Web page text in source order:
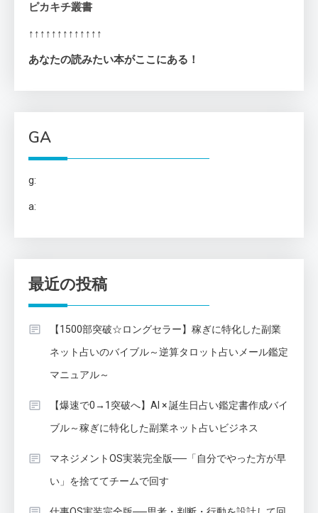
ピカキチ叢書
↑↑↑↑↑↑↑↑↑↑↑↑↑
あなたの読みたい本がここにある！
GA
g:
a:
最近の投稿
【1500部突破☆ロングセラー】稼ぎに特化した副業
ネット占いのバイブル～逆算タロット占いメール鑑定
マニュアル～
【爆速で0→1突破へ】AI × 誕生日占い鑑定書作成バイ
ブル～稼ぎに特化した副業ネット占いビジネス
マネジメントOS実装完全版──「自分でやった方が早
い」を捨ててチームで回す